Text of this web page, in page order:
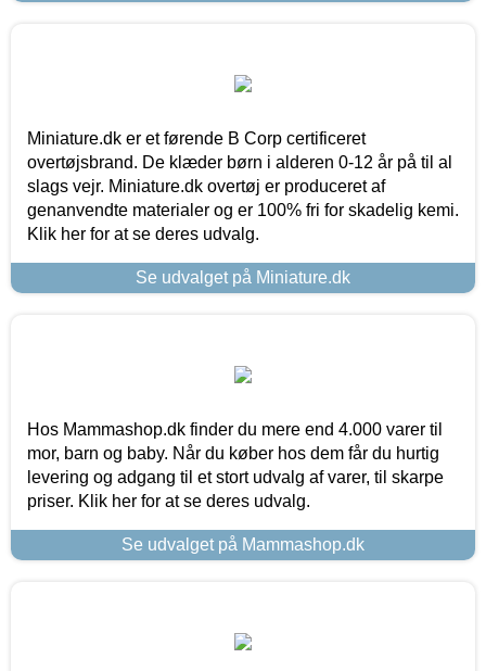
Miniature.dk er et førende B Corp certificeret
overtøjsbrand. De klæder børn i alderen 0-12 år på til al
slags vejr. Miniature.dk overtøj er produceret af
genanvendte materialer og er 100% fri for skadelig kemi.
Klik her for at se deres udvalg.
Se udvalget på Miniature.dk
Hos Mammashop.dk finder du mere end 4.000 varer til
mor, barn og baby. Når du køber hos dem får du hurtig
levering og adgang til et stort udvalg af varer, til skarpe
priser. Klik her for at se deres udvalg.
Se udvalget på Mammashop.dk